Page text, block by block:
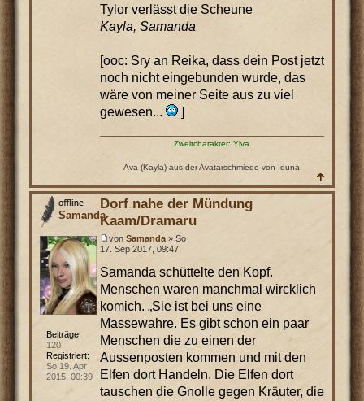
Tylor verlässt die Scheune
Kayla, Samanda
[ooc: Sry an Reika, dass dein Post jetzt
noch nicht eingebunden wurde, das
wäre von meiner Seite aus zu viel
gewesen...
]
Zweitcharakter: Ylva
Ava (Kayla) aus der Avatarschmiede von Iduna
Dorf nahe der Mündung
Kaam/Dramaru
von Samanda» So
17. Sep 2017, 09:47
Samanda schüttelte den Kopf.
Menschen waren manchmal wircklich
komich. „Sie ist bei uns eine
Massewahre. Es gibt schon ein paar
Menschen die zu einen der
Aussenposten kommen und mit den
Elfen dort Handeln. Die Elfen dort
tauschen die Gnolle gegen Kräuter, die
Samanda
Beiträge:
120
Registriert:
So 19. Apr
2015, 00:39